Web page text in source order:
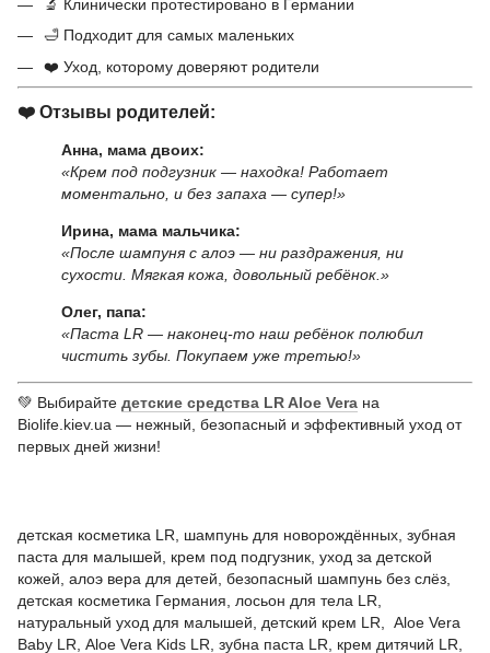
🔬 Клинически протестировано в Германии
🛁 Подходит для самых маленьких
❤️ Уход, которому доверяют родители
❤️ Отзывы родителей:
Анна, мама двоих:
«Крем под подгузник — находка! Работает
моментально, и без запаха — супер!»
Ирина, мама мальчика:
«После шампуня с алоэ — ни раздражения, ни
сухости. Мягкая кожа, довольный ребёнок.»
Олег, папа:
«Паста LR — наконец-то наш ребёнок полюбил
чистить зубы. Покупаем уже третью!»
💚 Выбирайте детские средства LR Aloe Vera на
Biolife.kiev.ua — нежный, безопасный и эффективный уход от
первых дней жизни!
детская косметика LR, шампунь для новорождённых, зубная
паста для малышей, крем под подгузник, уход за детской
кожей, алоэ вера для детей, безопасный шампунь без слёз,
детская косметика Германия, лосьон для тела LR,
натуральный уход для малышей, детский крем LR, Aloe Vera
Baby LR, Aloe Vera Kids LR, зубна паста LR, крем дитячий LR,